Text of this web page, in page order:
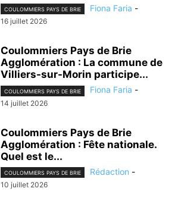
COULOMMIERS PAYS DE BRIE Fiona Faria -
16 juillet 2026
Coulommiers Pays de Brie
Agglomération : La commune de
Villiers-sur-Morin participe...
COULOMMIERS PAYS DE BRIE Fiona Faria -
14 juillet 2026
Coulommiers Pays de Brie
Agglomération : Fête nationale.
Quel est le...
COULOMMIERS PAYS DE BRIE Rédaction -
10 juillet 2026